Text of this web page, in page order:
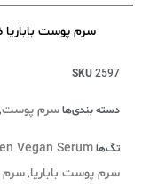
سرم پوست باباریا ضد
SKU2597
دسته بندی‌هاسرم پوست,
تگ‌هاVegan Serum
سرم پوست باباریا,سرم